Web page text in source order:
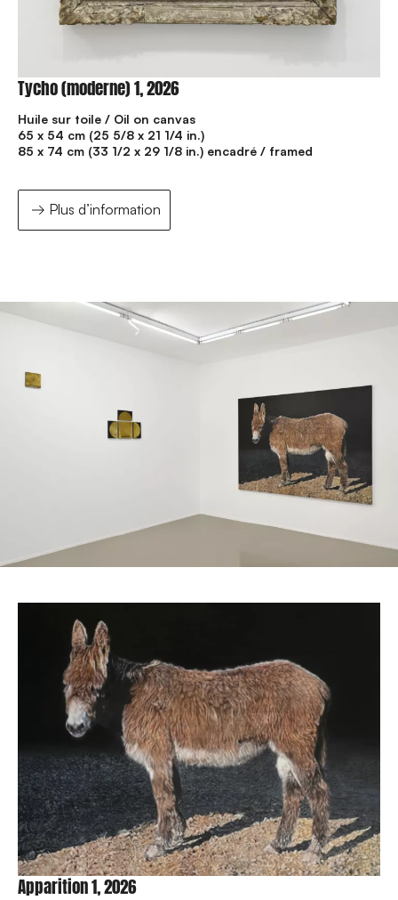
Tycho (moderne) 1, 2026
Huile sur toile / Oil on canvas
65 x 54 cm (25 5/8 x 21 1/4 in.)
85 x 74 cm (33 1/2 x 29 1/8 in.) encadré / framed
Plus d’information
Apparition 1, 2026